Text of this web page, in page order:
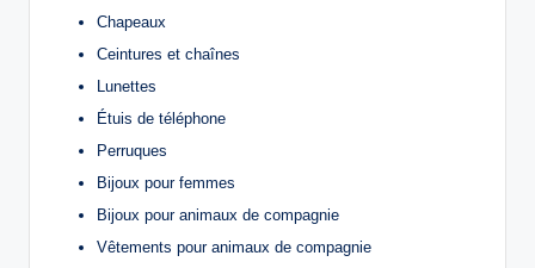
Chapeaux
Ceintures et chaînes
Lunettes
Étuis de téléphone
Perruques
Bijoux pour femmes
Bijoux pour animaux de compagnie
Vêtements pour animaux de compagnie